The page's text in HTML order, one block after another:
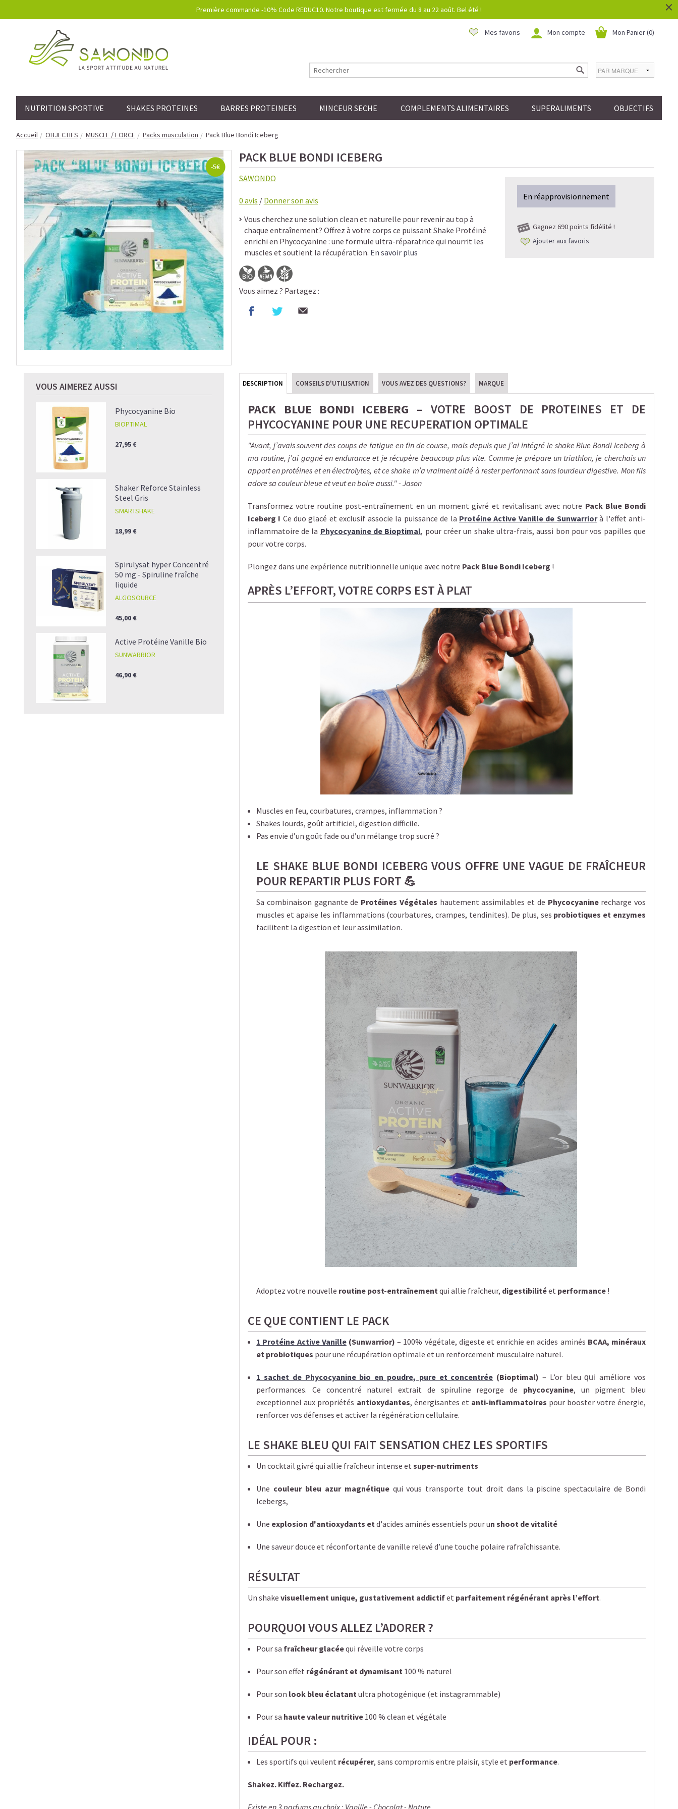
Première commande -10% Code REDUC10. Notre boutique est fermée du 8 au 22 août. Bel été ! ×
Mon Panier (0)
Mon compte
Mes favoris
NUTRITION SPORTIVE SHAKES PROTEINES BARRES PROTEINEES MINCEUR SECHE COMPLEMENTS ALIMENTAIRES SUPERALIMENTS OBJECTIFS
Accueil OBJECTIFS MUSCLE / FORCE Packs musculation Pack Blue Bondi Iceberg
-5€
PACK BLUE BONDI ICEBERG
En réapprovisionnement
Gagnez 690 points fidélité !
Ajouter aux favoris
SAWONDO
0 avis / Donner son avis
Vous cherchez une solution clean et naturelle pour revenir au top à
chaque entraînement? Offrez à votre corps ce puissant Shake Protéiné
enrichi en Phycocyanine : une formule ultra-réparatrice qui nourrit les
muscles et soutient la récupération. En savoir plus
Vous aimez ? Partagez :
VOUS AIMEREZ AUSSI
Phycocyanine Bio
BIOPTIMAL
27,95 €
Shaker Reforce Stainless
Steel Gris
SMARTSHAKE
18,99 €
Spirulysat hyper Concentré
50 mg - Spiruline fraîche
liquide
ALGOSOURCE
45,00 €
Active Protéine Vanille Bio
SUNWARRIOR
46,90 €
DESCRIPTION CONSEILS D'UTILISATION VOUS AVEZ DES QUESTIONS? MARQUE
PACK BLUE BONDI ICEBERG – VOTRE BOOST DE PROTEINES ET DE
PHYCOCYANINE POUR UNE RECUPERATION OPTIMALE
"Avant, j’avais souvent des coups de fatigue en fin de course, mais depuis que j’ai intégré le shake Blue Bondi Iceberg à
ma routine, j’ai gagné en endurance et je récupère beaucoup plus vite. Comme je prépare un triathlon, je cherchais un
apport en protéines et en électrolytes, et ce shake m’a vraiment aidé à rester performant sans lourdeur digestive. Mon fils
adore sa couleur bleue et veut en boire aussi." - Jason
Transformez votre routine post-entraînement en un moment givré et revitalisant avec notre Pack Blue Bondi
Iceberg ! Ce duo glacé et exclusif associe la puissance de la Protéine Active Vanille de Sunwarriorà l'effet anti-
inflammatoire de la Phycocyanine de Bioptimal, pour créer un shake ultra-frais, aussi bon pour vos papilles que
pour votre corps.
Plongez dans une expérience nutritionnelle unique avec notre Pack Blue Bondi Iceberg !
APRÈS L’EFFORT, VOTRE CORPS EST À PLAT
Muscles en feu, courbatures, crampes, inflammation ?
Shakes lourds, goût artificiel, digestion difficile.
Pas envie d’un goût fade ou d’un mélange trop sucré ?
LE SHAKE BLUE BONDI ICEBERG VOUS OFFRE UNE VAGUE DE FRAÎCHEUR
POUR REPARTIR PLUS FORT 💪
Sa combinaison gagnante de Protéines Végétales hautement assimilables et de Phycocyanine recharge vos
muscles et apaise les inflammations (courbatures, crampes, tendinites). De plus, ses probiotiques et enzymes
facilitent la digestion et leur assimilation.
Adoptez votre nouvelle routine post-entraînementqui allie fraîcheur, digestibilitéet performance !
CE QUE CONTIENT LE PACK
1 Protéine Active Vanille(Sunwarrior) – 100% végétale, digeste et enrichie en acides aminés BCAA, minéraux
et probiotiques pour une récupération optimale et un renforcement musculaire naturel.
1 sachet de Phycocyanine bio en poudre, pure et concentrée (Bioptimal) – L’or bleuquiaméliore vos
performances. Ce concentré naturel extrait de spiruline regorge de phycocyanine, un pigment bleu
exceptionnel aux propriétés antioxydantes, énergisantes et anti-inflammatoires pour booster votre énergie,
renforcer vos défenses et activer la régénération cellulaire.
LE SHAKE BLEU QUI FAIT SENSATION CHEZ LES SPORTIFS
Un cocktail givré qui allie fraîcheur intense et super-nutriments
Une couleur bleu azur magnétiquequi vous transporte tout droit dans la piscine spectaculaire de Bondi
Icebergs,
Une explosion d'antioxydants etd'acides aminés essentiels pour un shoot de vitalité
Une saveur douce et réconfortante de vanille relevé d’une touche polaire rafraîchissante.
RÉSULTAT
Un shake visuellement unique, gustativement addictifet parfaitement régénérant après l’effort.
POURQUOI VOUS ALLEZ L’ADORER ?
Pour sa fraîcheur glacéequi réveille votre corps
Pour son effet régénérant et dynamisant 100 % naturel
Pour son look bleu éclatantultra photogénique (et instagrammable)
Pour sa haute valeur nutritive 100 % clean et végétale
IDÉAL POUR :
Les sportifs qui veulent récupérer, sans compromis entre plaisir, style et performance.
Shakez. Kiffez. Rechargez.